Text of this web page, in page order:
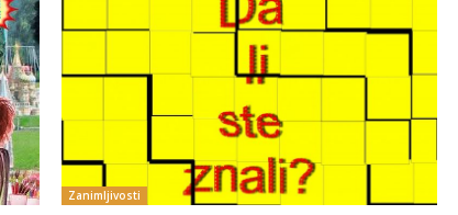
Zanimljivosti